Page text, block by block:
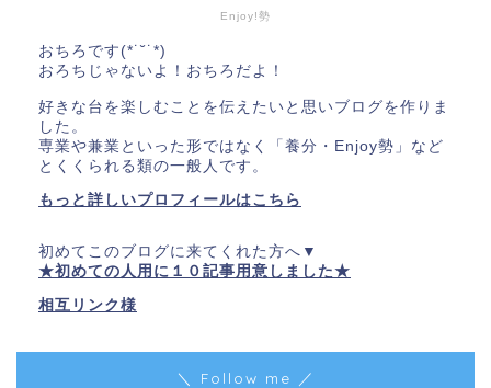
Enjoy!勢
おちろです(*˙˘˙*)
おろちじゃないよ！おちろだよ！
好きな台を楽しむことを伝えたいと思いブログを作りま
した。
専業や兼業といった形ではなく「養分・Enjoy勢」など
とくくられる類の一般人です。
もっと詳しいプロフィールはこちら
初めてこのブログに来てくれた方へ▼
★初めての人用に１０記事用意しました★
相互リンク様
＼ Follow me ／